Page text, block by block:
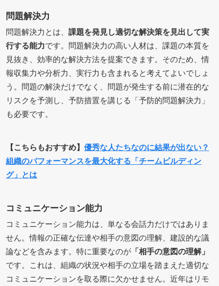
問題解決力
問題解決力とは、 課題を発見し適切な解決策を見出して実
行する能力です。問題解決力の高い人材は、課題の本質を
見抜き、効率的な解決方法を提案できます。そのため、情
報収集力や分析力、実行力も含まれると考えてよいでしょ
う。問題の解決だけでなく、問題が発生する前に潜在的な
リスクを予測し、予防措置を講じる「予防的問題解決力」
も必要です。
【こちらもおすすめ】 優秀な人たちなのに結果が出ない？
組織のパフォーマンスを最大化する「チームビルディン
グ」とは
コミュニケーション能力
コミュニケーション能力は、単なる会話力だけではありま
せん。情報の正確な伝達や相手の意図の理解、建設的な議
論などを含みます。特に重要なのが 「相手の意図の理解」
です。これは、組織の状況や相手の立場を踏まえた適切な
コミュニケーションを取る際に欠かせません。近年はリモ